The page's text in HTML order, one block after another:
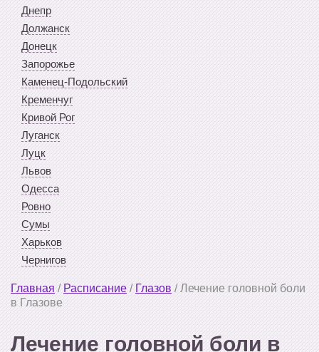
Днепр
Должанск
Донецк
Запорожье
Каменец-Подольский
Кременчуг
Кривой Рог
Луганск
Луцк
Львов
Одесса
Ровно
Сумы
Харьков
Чернигов
Главная / Расписание / Глазов / Лечение головной боли
в Глазове
Лечение головной боли в